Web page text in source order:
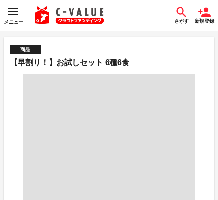
メニュー さがす 新規登録
商品
【早割り！】お試しセット 6種6食